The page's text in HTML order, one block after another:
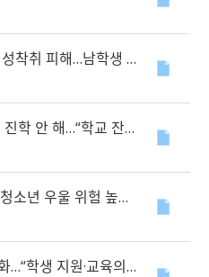
호주 청소년 25명 중 1명 AI 성착취 피해…남학생 피해 비율 여학생의 3배
호주 10학년생 약 20% 고교 진학 안 해…“학교 잔류율 높여야”
하루 2시간 넘는 SNS 사용, 청소년 우울 위험 높인다…호주 연구팀 10년 추적
호주 대학 강의실 과밀화 심화…“학생 지원·교육의 질 저하 우려”